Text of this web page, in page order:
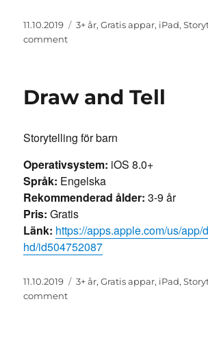
Posted
on
11.10.2019 Categories
3+ år,Gratis appar, iPad,
commenton
Maker
Draw and Tell
Storytelling för barn
Operativsystem: iOS 8.0+
Språk: Engelska
Rekommenderad ålder: 3-9 år
Pris: Gratis
Länk: https://apps.apple.com/us/app/
hd/id504752087
Posted
on
11.10.2019 Categories
3+ år,Gratis appar, iPad,
commenton